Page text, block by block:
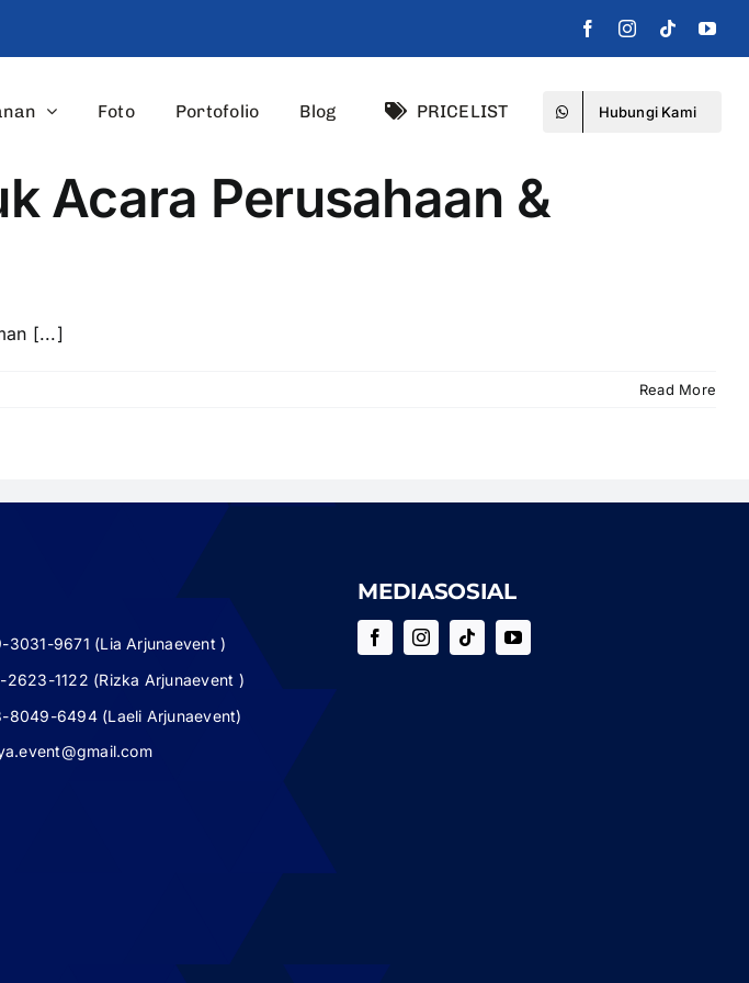
Foto Portofolio Blog PRICELIST Hubungi Kami
Acara Perusahaan &
[...]
Read More
3031-9671 (Lia Arjunaevent )
2623-1122 (Rizka Arjunaevent )
8049-6494 (Laeli Arjunaevent)
MEDIASOSIAL